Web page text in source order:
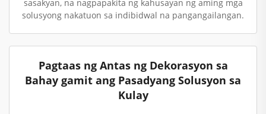
sasakyan, na nagpapakita ng kahusayan ng aming mga
solusyong nakatuon sa indibidwal na pangangailangan.
Pagtaas ng Antas ng Dekorasyon sa
Bahay gamit ang Pasadyang Solusyon sa
Kulay